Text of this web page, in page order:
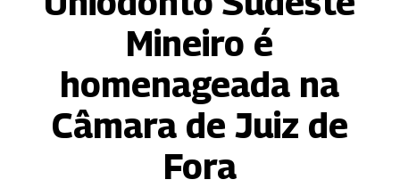
Mineiro é
homenageada na
Câmara de Juiz de
Fora